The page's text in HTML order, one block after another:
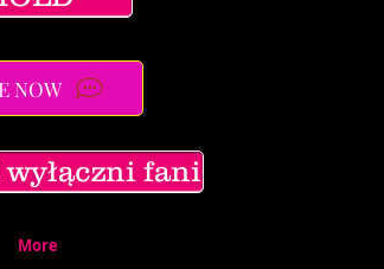
NOW
fani
More